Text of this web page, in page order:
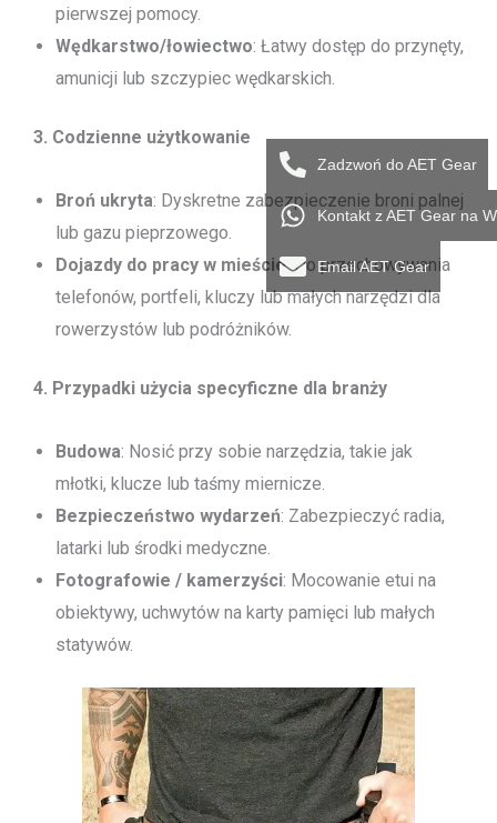
pierwszej pomocy.
Wędkarstwo/łowiectwo: Łatwy dostęp do przynęty,
amunicji lub szczypiec wędkarskich.
3. Codzienne użytkowanie
Broń ukryta: Dyskretne zabezpieczenie broni palnej
lub gazu pieprzowego.
Dojazdy do pracy w mieście: Do przechowywania
telefonów, portfeli, kluczy lub małych narzędzi dla
rowerzystów lub podróżników.
4. Przypadki użycia specyficzne dla branży
Budowa: Nosić przy sobie narzędzia, takie jak
młotki, klucze lub taśmy miernicze.
Bezpieczeństwo wydarzeń: Zabezpieczyć radia,
latarki lub środki medyczne.
Fotografowie / kamerzyści: Mocowanie etui na
obiektywy, uchwytów na karty pamięci lub małych
statywów.
Zadzwoń do AET Gear
Kontakt z AET Gear na
Email AET Gear